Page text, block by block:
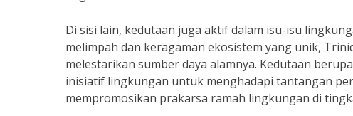
Di sisi lain, kedutaan juga aktif dalam isu-isu
melimpah dan keragaman ekosistem yang unik,
melestarikan sumber daya alamnya. Kedutaan
inisiatif lingkungan untuk menghadapi tantangan
mempromosikan prakarsa ramah lingkungan di